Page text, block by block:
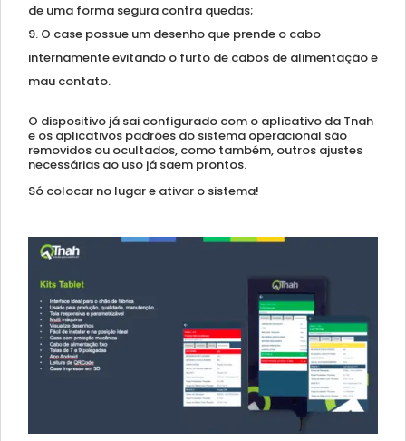
de uma forma segura contra quedas;
O case possue um desenho que prende o cabo
internamente evitando o furto de cabos de alimentação e
mau contato.
O dispositivo já sai configurado com o aplicativo da Tnah
e os aplicativos padrões do sistema operacional são
removidos ou ocultados, como também, outros ajustes
necessárias ao uso já saem prontos.
Só colocar no lugar e ativar o sistema!